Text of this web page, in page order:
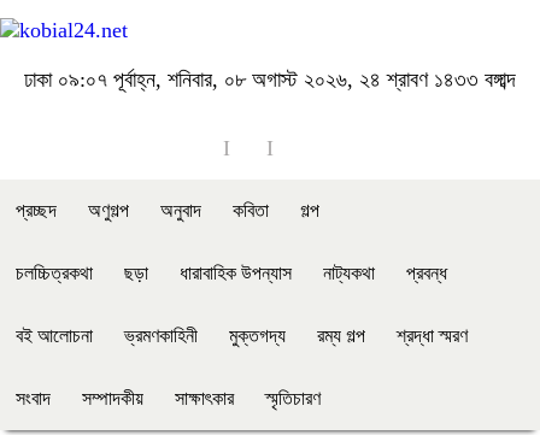
ঢাকা ০৯:০৭ পূর্বাহ্ন, শনিবার, ০৮ অগাস্ট ২০২৬, ২৪ শ্রাবণ ১৪৩৩ বঙ্গাব্দ
প্রচ্ছদ অণুগল্প অনুবাদ কবিতা গল্প
চলচ্চিত্রকথা ছড়া ধারাবাহিক উপন্যাস নাট্যকথা প্রবন্ধ
বই আলোচনা ভ্রমণকাহিনী মুক্তগদ্য রম্য গল্প শ্রদ্ধা স্মরণ
সংবাদ সম্পাদকীয় সাক্ষাৎকার স্মৃতিচারণ